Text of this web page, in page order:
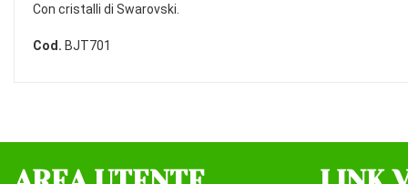
Con cristalli di Swarovski.
Cod. BJT701